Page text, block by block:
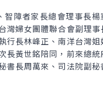
障者家長總會理事長楊
灣婦女團體聯合會副理事
行長林峰正、南洋台灣姐
長黃世銘陪同，前來總統
書長周萬來、司法院副秘